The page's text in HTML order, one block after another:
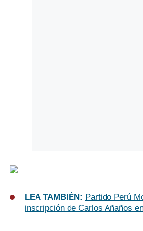
LEA TAMBIÉN: Partido Perú
inscripción de Carlos Añaños